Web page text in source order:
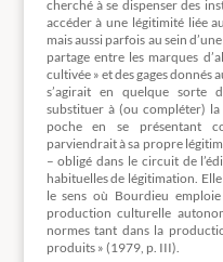
cherché à se dispenser des
accéder à une légitimité liée
mais aussi parfois au sein
partage entre les marques
cultivée » et des gages donnés
s’agirait en quelque sorte
substituer à (ou compléter)
poche en se présentant
parviendrait à sa propre
– obligé dans le circuit de
habituelles de légitimation.
le sens où Bourdieu
production culturelle
normes tant dans la
produits » (1979, p. III).